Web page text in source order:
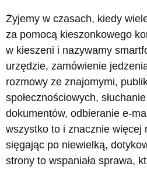
Żyjemy w czasach, kiedy
za pomocą kieszonkowego
w kieszeni i nazywamy
urzędzie, zamówienie
rozmowy ze znajomymi,
społecznościowych,
dokumentów, odbieranie e-
wszystko to i znacznie więcej
sięgając po niewielką,
strony to wspaniała sprawa,